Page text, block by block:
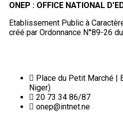
ONEP : OFFICE NATIONAL
Etablissement Public à
créé par Ordonnance N°89-26
Place du Petit Marché |
Niger)
20 73 34 86/87
onep@intnet.ne